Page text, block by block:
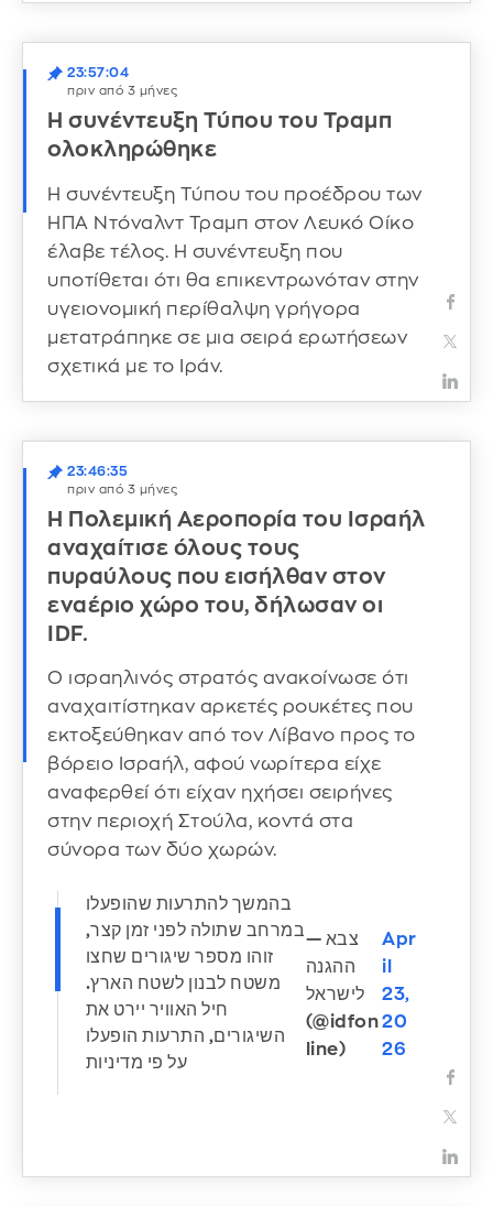
23:57:04
πριν από 3 μήνες
Η συνέντευξη Τύπου του Τραμπ
ολοκληρώθηκε
Η συνέντευξη Τύπου του προέδρου των
ΗΠΑ Ντόναλντ Τραμπ στον Λευκό Οίκο
έλαβε τέλος. Η συνέντευξη που
υποτίθεται ότι θα επικεντρωνόταν στην
υγειονομική περίθαλψη γρήγορα
μετατράπηκε σε μια σειρά ερωτήσεων
σχετικά με το Ιράν.
23:46:35
πριν από 3 μήνες
Η Πολεμική Αεροπορία του Ισραήλ
αναχαίτισε όλους τους
πυραύλους που εισήλθαν στον
εναέριο χώρο του, δήλωσαν οι
IDF.
Ο ισραηλινός στρατός ανακοίνωσε ότι
αναχαιτίστηκαν αρκετές ρουκέτες που
εκτοξεύθηκαν από τον Λίβανο προς το
βόρειο Ισραήλ, αφού νωρίτερα είχε
αναφερθεί ότι είχαν ηχήσει σειρήνες
στην περιοχή Στούλα, κοντά στα
σύνορα των δύο χωρών.
בהמשך להתרעות שהופעלו
במרחב שתולה לפני זמן קצר,
זוהו מספר שיגורים שחצו
משטח לבנון לשטח הארץ.
חיל האוויר יירט את
השיגורים, התרעות הופעלו
על פי מדיניות
— צבא
ההגנה
לישראל
(@idfon
line)
Apr
il
23,
20
26